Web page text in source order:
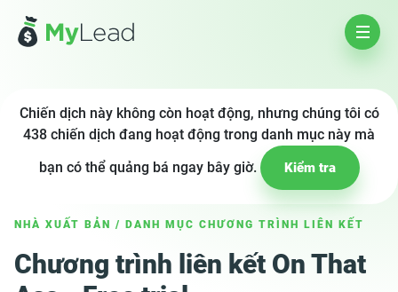
Chiến dịch này không còn hoạt động, nhưng chúng tôi có
438 chiến dịch đang hoạt động trong danh mục này mà
bạn có thể quảng bá ngay bây giờ.
Kiểm tra
NHÀ XUẤT BẢN / DANH MỤC CHƯƠNG TRÌNH LIÊN KẾT
Chương trình liên kết On That